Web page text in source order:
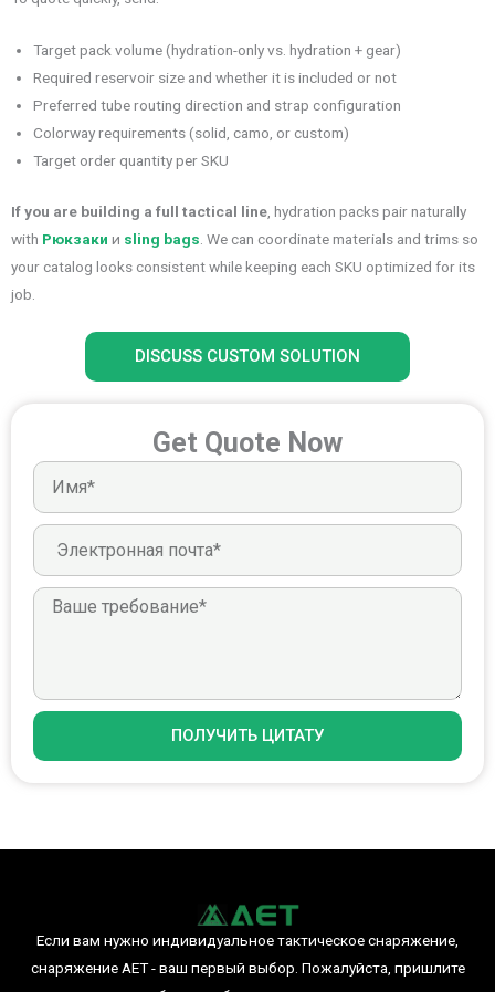
Target pack volume (hydration-only vs. hydration + gear)
Required reservoir size and whether it is included or not
Preferred tube routing direction and strap configuration
Colorway requirements (solid, camo, or custom)
Target order quantity per SKU
If you are building a full tactical line , hydration packs pair naturally
with Рюкзаки и sling bags . We can coordinate materials and trims so
your catalog looks consistent while keeping each SKU optimized for its
job.
DISCUSS CUSTOM SOLUTION
Get Quote Now
ПОЛУЧИТЬ ЦИТАТУ
Если вам нужно индивидуальное тактическое снаряжение,
снаряжение AET - ваш первый выбор. Пожалуйста, пришлите